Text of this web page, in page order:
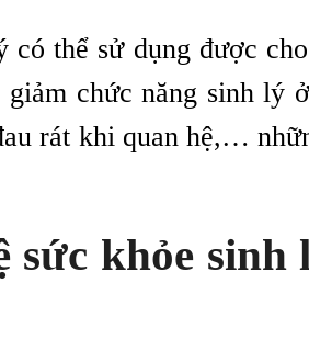
có thể sử dụng được
chức năng sinh lý
rát khi quan hệ,…
sức khỏe sinh